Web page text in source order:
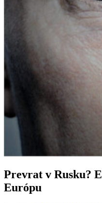
Prevrat v Rusku?
Európu